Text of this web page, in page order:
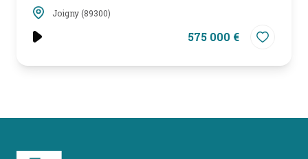
Joigny (89300)
575 000 €